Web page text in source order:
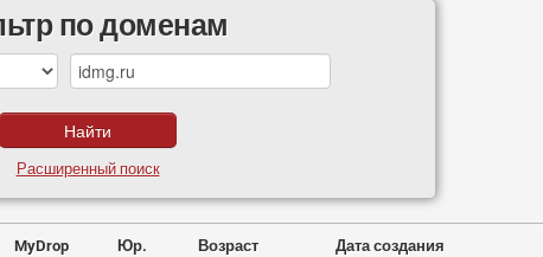
по доменам
Расширенный поиск
MyDrop Юр. Возраст Дата создания